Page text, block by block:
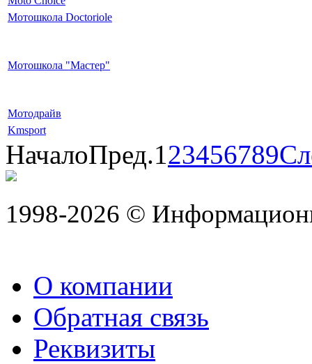
Мотошкола Doctoriole
Мотошкола "Мастер"
Мотодрайв
Kmsport
НачалоПред.123456789
1998-2026 ©
О компании
Обратная связь
Реквизиты